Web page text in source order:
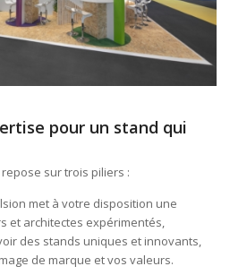
pour un stand qui
repose sur trois piliers :
met à votre disposition une
et architectes expérimentés,
des stands uniques et innovants,
de marque et vos valeurs.